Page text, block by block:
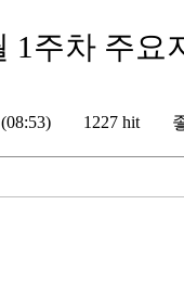
1주차 주요
1227 hit